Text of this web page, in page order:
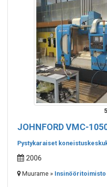
5
JOHNFORD VMC-
Pystykaraiset
2006
Muurame » Insinööritoimisto